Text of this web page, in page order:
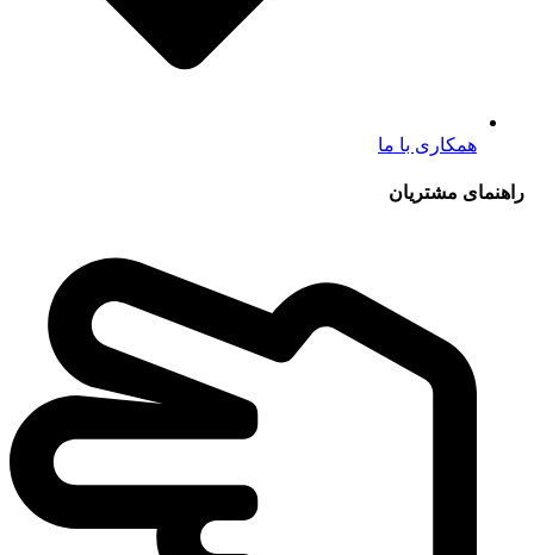
همکاری با ما
راهنمای مشتریان